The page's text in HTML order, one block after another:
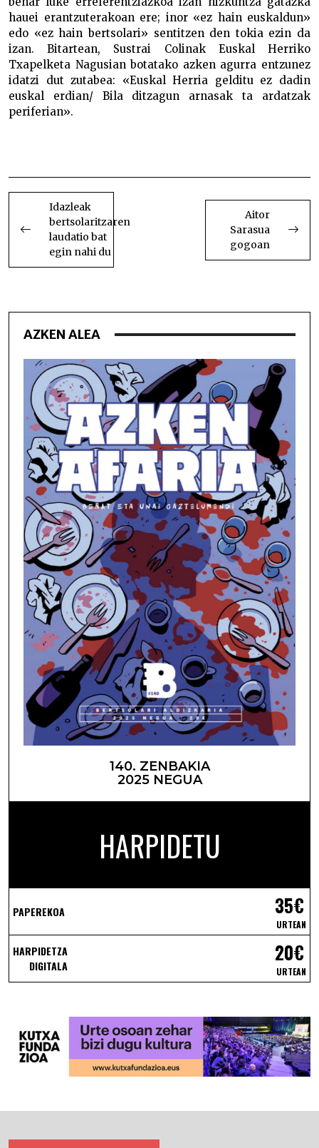
hauei erantzuterakoan ere; inor «ez hain euskaldun»
edo «ez hain bertsolari» sentitzen den tokia ezin da
izan. Bitartean, Sustrai Colinak Euskal Herriko
Txapelketa Nagusian botatako azken agurra entzunez
idatzi dut zutabea: «Euskal Herria gelditu ez dadin
euskal erdian/ Bila ditzagun arnasak ta ardatzak
periferian».
BIDALKETETAN
ZEHAR
NABIGATU
Idazleak
bertsolaritzaren
laudatio bat
egin nahi du
Aitor
Sarasua
gogoan
AZKEN ALEA
140. ZENBAKIA
2025 NEGUA
HARPIDETU
PAPEREKOA 35€
URTEAN
HARPIDETZA
DIGITALA
20€
URTEAN